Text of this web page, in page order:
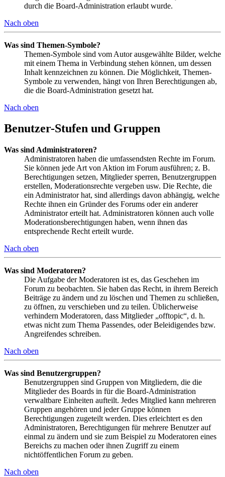
durch die Board-Administration erlaubt wurde.
Nach oben
Was sind Themen-Symbole?
Themen-Symbole sind vom Autor ausgewählte Bilder, welche
mit einem Thema in Verbindung stehen können, um dessen
Inhalt kennzeichnen zu können. Die Möglichkeit, Themen-
Symbole zu verwenden, hängt von Ihren Berechtigungen ab,
die die Board-Administration gesetzt hat.
Nach oben
Benutzer-Stufen und Gruppen
Was sind Administratoren?
Administratoren haben die umfassendsten Rechte im Forum.
Sie können jede Art von Aktion im Forum ausführen; z. B.
Berechtigungen setzen, Mitglieder sperren, Benutzergruppen
erstellen, Moderationsrechte vergeben usw. Die Rechte, die
ein Administrator hat, sind allerdings davon abhängig, welche
Rechte ihnen ein Gründer des Forums oder ein anderer
Administrator erteilt hat. Administratoren können auch volle
Moderationsberechtigungen haben, wenn ihnen das
entsprechende Recht erteilt wurde.
Nach oben
Was sind Moderatoren?
Die Aufgabe der Moderatoren ist es, das Geschehen im
Forum zu beobachten. Sie haben das Recht, in ihrem Bereich
Beiträge zu ändern und zu löschen und Themen zu schließen,
zu öffnen, zu verschieben und zu teilen. Üblicherweise
verhindern Moderatoren, dass Mitglieder „offtopic“, d. h.
etwas nicht zum Thema Passendes, oder Beleidigendes bzw.
Angreifendes schreiben.
Nach oben
Was sind Benutzergruppen?
Benutzergruppen sind Gruppen von Mitgliedern, die die
Mitglieder des Boards in für die Board-Administration
verwaltbare Einheiten aufteilt. Jedes Mitglied kann mehreren
Gruppen angehören und jeder Gruppe können
Berechtigungen zugeteilt werden. Dies erleichtert es den
Administratoren, Berechtigungen für mehrere Benutzer auf
einmal zu ändern und sie zum Beispiel zu Moderatoren eines
Bereichs zu machen oder ihnen Zugriff zu einem
nichtöffentlichen Forum zu geben.
Nach oben